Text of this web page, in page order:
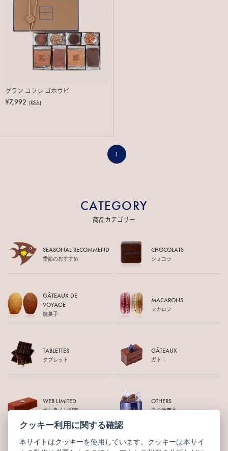
グラン コフレ ゴホウビ
¥7,992 (税込)
1
CATEGORY
商品カテゴリー
SEASONAL RECOMMEND
季節のおすすめ
CHOCOLATS
ショコラ
GÂTEAUX DE
VOYAGE
焼菓子
MACARONS
マカロン
TABLETTES
タブレット
GÂTEAUX
ガトー
WEB LIMITED
オンライン限定
OTHERS
その他商品
クッキー利用に関する確認
本サイトはクッキーを使用しています。クッキーは本サイ